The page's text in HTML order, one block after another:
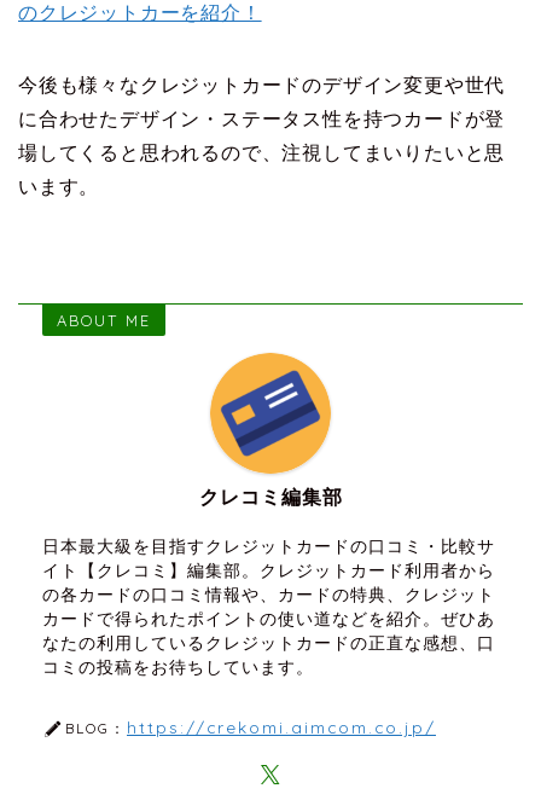
のクレジットカーを紹介！
今後も様々なクレジットカードのデザイン変更や世代
に合わせたデザイン・ステータス性を持つカードが登
場してくると思われるので、注視してまいりたいと思
います。
ABOUT ME
クレコミ編集部
日本最大級を目指すクレジットカードの口コミ・比較サ
イト【クレコミ】編集部。クレジットカード利用者から
の各カードの口コミ情報や、カードの特典、クレジット
カードで得られたポイントの使い道などを紹介。ぜひあ
なたの利用しているクレジットカードの正直な感想、口
コミの投稿をお待ちしています。
BLOG： https://crekomi.aimcom.co.jp/